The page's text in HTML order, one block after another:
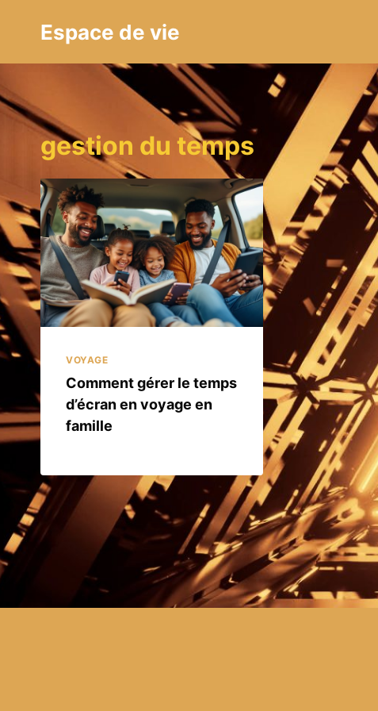
Espace de vie
gestion du temps
VOYAGE
Comment gérer le temps
d’écran en voyage en
famille